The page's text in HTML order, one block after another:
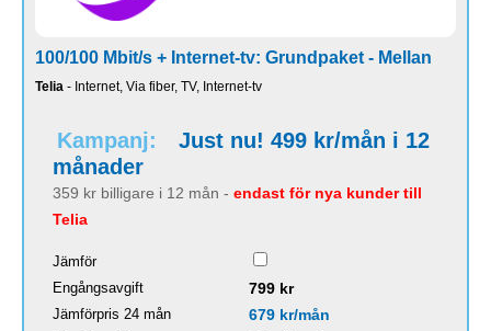
100/100 Mbit/s + Internet-tv: Grundpaket - Mellan
Telia - Internet, Via fiber, TV, Internet-tv
Kampanj:
Just nu! 499 kr/mån i 12
månader
359 kr billigare i 12 mån - endast för nya kunder till
Telia
Jämför
Engångsavgift
799 kr
Jämförpris 24 mån 679 kr/mån